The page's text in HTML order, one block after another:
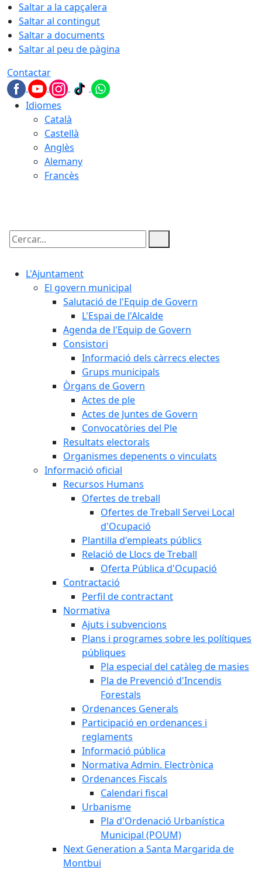
Saltar a la capçalera
Saltar al contingut
Saltar a documents
Saltar al peu de pàgina
Contactar
Idiomes
Català
Castellà
Anglès
Alemany
Francès
Cercar:
L'Ajuntament
El govern municipal
Salutació de l'Equip de Govern
L'Espai de l'Alcalde
Agenda de l'Equip de Govern
Consistori
Informació dels càrrecs electes
Grups municipals
Òrgans de Govern
Actes de ple
Actes de Juntes de Govern
Convocatòries del Ple
Resultats electorals
Organismes depenents o vinculats
Informació oficial
Recursos Humans
Ofertes de treball
Ofertes de Treball Servei Local
d'Ocupació
Plantilla d'empleats públics
Relació de Llocs de Treball
Oferta Pública d'Ocupació
Contractació
Perfil de contractant
Normativa
Ajuts i subvencions
Plans i programes sobre les polítiques
públiques
Pla especial del catàleg de masies
Pla de Prevenció d'Incendis
Forestals
Ordenances Generals
Participació en ordenances i
reglaments
Informació pública
Normativa Admin. Electrònica
Ordenances Fiscals
Calendari fiscal
Urbanisme
Pla d'Ordenació Urbanística
Municipal (POUM)
Next Generation a Santa Margarida de
Montbui